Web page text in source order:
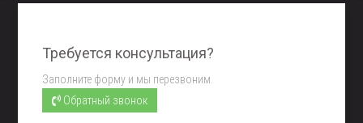
Требуется консультация?
Заполните форму и мы перезвоним.
Обратный звонок